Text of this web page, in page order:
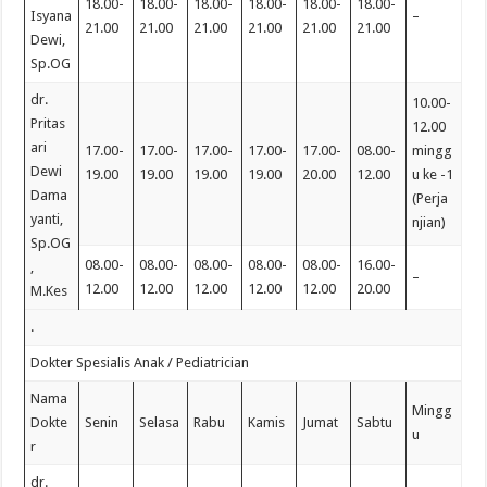
Isyana
Dewi,
Sp.OG
18.00-
21.00
18.00-
21.00
18.00-
21.00
18.00-
21.00
18.00-
21.00
18.00-
21.00
–
dr.
Pritas
ari
Dewi
Dama
yanti,
Sp.OG
,
M.Kes
17.00-
19.00
17.00-
19.00
17.00-
19.00
17.00-
19.00
17.00-
20.00
08.00-
12.00
10.00-
12.00
mingg
u ke -1
(Perja
njian)
08.00-
12.00
08.00-
12.00
08.00-
12.00
08.00-
12.00
08.00-
12.00
16.00-
20.00
–
.
Dokter Spesialis Anak / Pediatrician
Nama
Dokte
r
Senin Selasa Rabu Kamis Jumat Sabtu
Mingg
u
dr.